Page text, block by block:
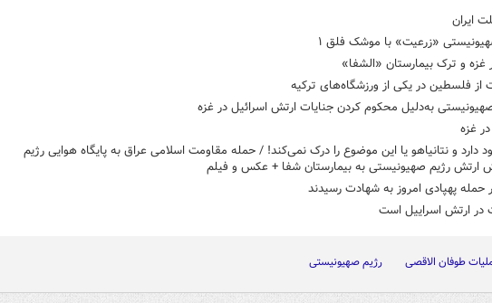
ایران
«زرعیت» با موشک فلق ۱
و ترک بیمارستان «الشفا»
فلسطین در یکی از ورزشگاه‌های ترکیه
به‌دلیل محکوم کردن جنایات ارتش اسرائیل در غزه
غزه
و نتانیاهو یا این موضوع را درک نمی‌کند! / حمله مقاومت اسلامی عراق به پایگاه هوایی رژیم
ارتش رژیم صهیونیستی به بیمارستان شفا + عکس و فیلم
پهپادی امروز به شهادت رسیدند
در ارتش اسراییل است
طوفان الاقصی رژیم صهیونیستی